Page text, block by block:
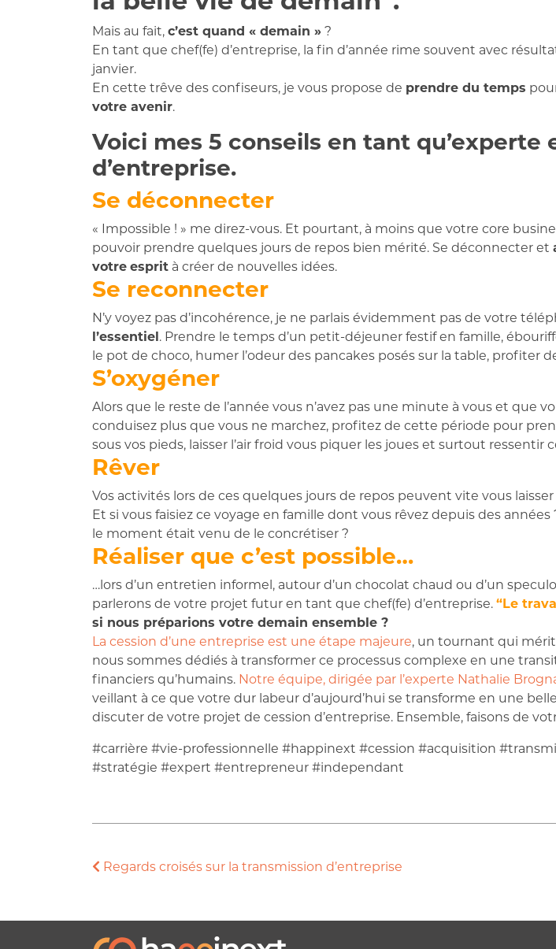
Mais au fait, c’est quand « demain » ?
En tant que chef(fe) d’entreprise, la fin d’année rime souvent avec
janvier.
En cette trêve des confiseurs, je vous propose de prendre du temps
votre avenir.
Voici mes 5 conseils en tant qu’experte
d’entreprise.
Se déconnecter
« Impossible ! » me direz-vous. Et pourtant, à moins que votre core
pouvoir prendre quelques jours de repos bien mérité. Se déconnecter et
votre esprit à créer de nouvelles idées.
Se reconnecter
N’y voyez pas d’incohérence, je ne parlais évidemment pas de votre
l’essentiel . Prendre le temps d’un petit-déjeuner festif en famille,
le pot de choco, humer l’odeur des pancakes posés sur la table, profiter
S’oxygéner
Alors que le reste de l’année vous n’avez pas une minute à vous et que
conduisez plus que vous ne marchez, profitez de cette période pour
sous vos pieds, laisser l’air froid vous piquer les joues et surtout
Rêver
Vos activités lors de ces quelques jours de repos peuvent vite vous
Et si vous faisiez ce voyage en famille dont vous rêvez depuis des
le moment était venu de le concrétiser ?
Réaliser que c’est possible…
…lors d’un entretien informel, autour d’un chocolat chaud ou d’un
parlerons de votre projet futur en tant que chef(fe) d’entreprise. “Le
si nous préparions votre demain ensemble ?
La cession d’une entreprise est une étape majeure, un tournant qui
nous sommes dédiés à transformer ce processus complexe en une
financiers qu’humains. Notre équipe, dirigée par l’experte Nathalie
veillant à ce que votre dur labeur d’aujourd’hui se transforme en une
discuter de votre projet de cession d’entreprise. Ensemble, faisons de
#carrière #vie-professionnelle #happinext #cession #acquisition
#stratégie #expert #entrepreneur #independant
Regards croisés sur la transmission d’entreprise